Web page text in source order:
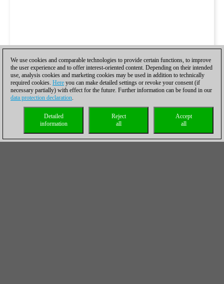
We use cookies and comparable technologies to provide certain functions, to improve
the user experience and to offer interest-oriented content. Depending on their intended
use, analysis cookies and marketing cookies may be used in addition to technically
required cookies. Here you can make detailed settings or revoke your consent (if
necessary partially) with effect for the future. Further information can be found in our
data protection declaration.
Accept
all
Reject
all
Detailed
information